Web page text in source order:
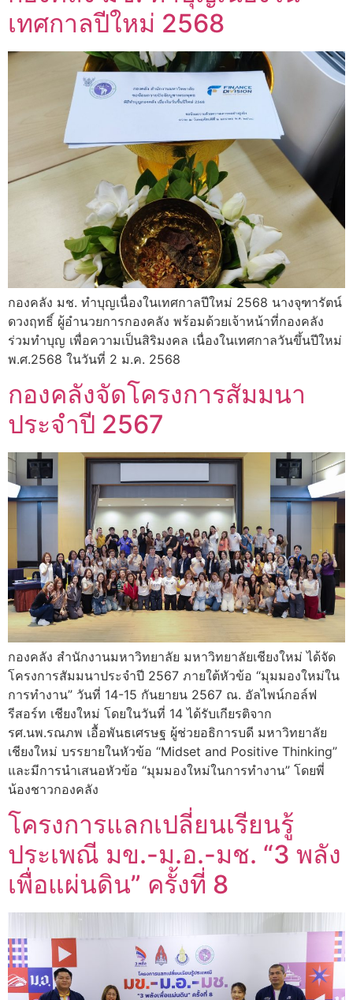
เทศกาลปีใหม่ 2568
กองคลัง มช. ทำบุญเนื่องในเทศกาลปีใหม่ 2568 นางจุฑารัตน์
ดวงฤทธิ์ ผู้อำนวยการกองคลัง พร้อมด้วยเจ้าหน้าที่กองคลัง
ร่วมทำบุญ เพื่อความเป็นสิริมงคล เนื่องในเทศกาลวันขึ้นปีใหม่
พ.ศ.2568 ในวันที่ 2 ม.ค. 2568
กองคลังจัดโครงการสัมมนา
ประจำปี 2567
กองคลัง สำนักงานมหาวิทยาลัย มหาวิทยาลัยเชียงใหม่ ได้จัด
โครงการสัมมนาประจำปี 2567 ภายใต้หัวข้อ “มุมมองใหม่ใน
การทำงาน” วันที่ 14-15 กันยายน 2567 ณ. อัลไพน์กอล์ฟ
รีสอร์ท เชียงใหม่ โดยในวันที่ 14 ได้รับเกียรติจาก
รศ.นพ.รณภพ เอื้อพันธเศรษฐ ผู้ช่วยอธิการบดี มหาวิทยาลัย
เชียงใหม่ บรรยายในหัวข้อ “Midset and Positive Thinking”
และมีการนำเสนอหัวข้อ “มุมมองใหม่ในการทำงาน” โดยพี่
น้องชาวกองคลัง
โครงการแลกเปลี่ยนเรียนรู้
ประเพณี มข.-ม.อ.-มช. “3 พลัง
เพื่อแผ่นดิน” ครั้งที่ 8